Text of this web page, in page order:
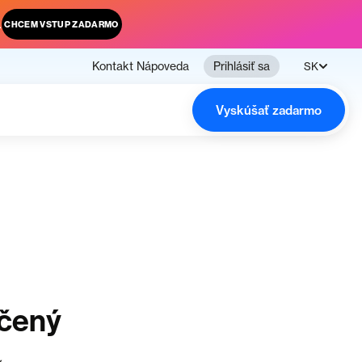
CHCEM VSTUP ZADARMO
Kontakt Nápoveda Prihlásiť sa SK
Vyskúšať zadarmo